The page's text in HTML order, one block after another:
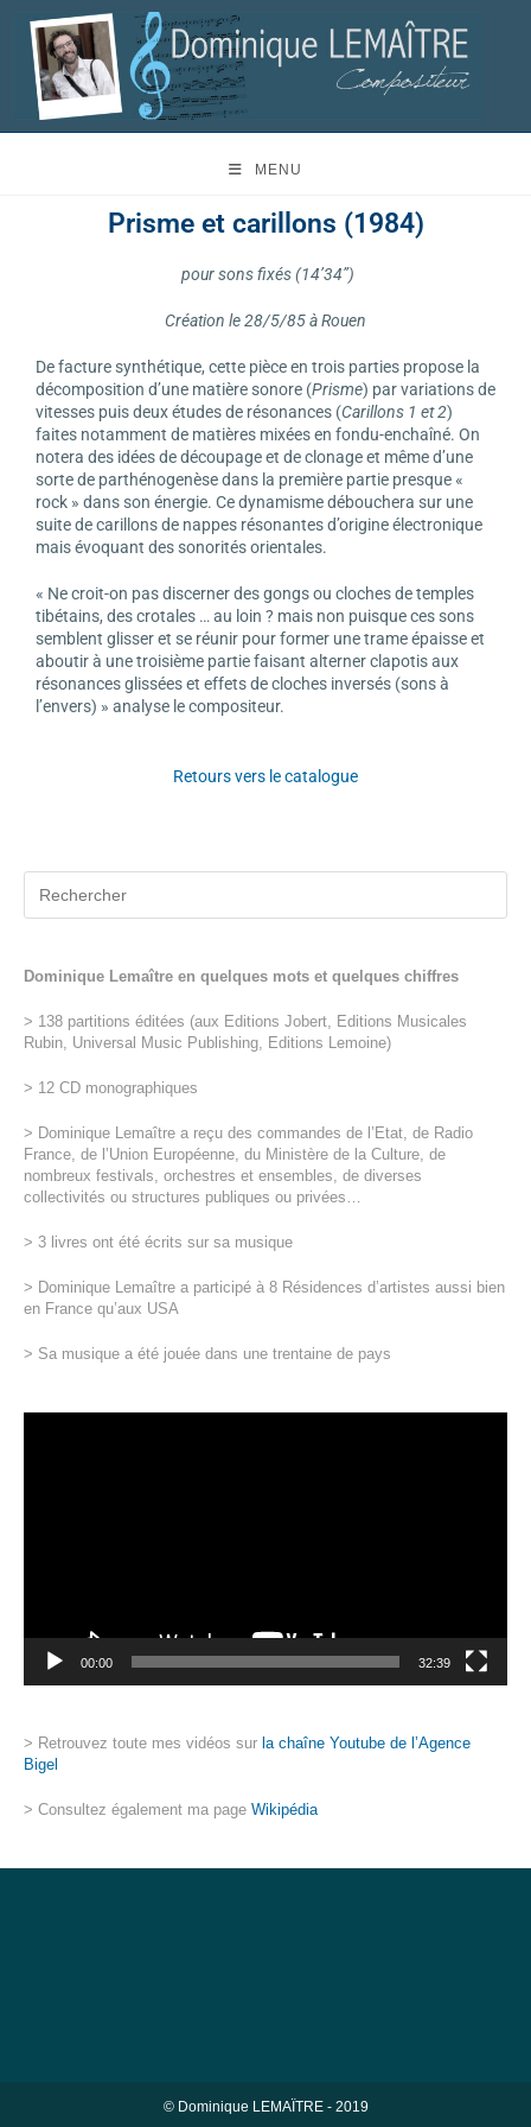
MENU
Prisme et carillons (1984)
pour sons fixés (14’34”)
Création le 28/5/85 à Rouen
De facture synthétique, cette pièce en trois parties propose la
décomposition d’une matière sonore (Prisme) par variations de
vitesses puis deux études de résonances (Carillons 1 et 2)
faites notamment de matières mixées en fondu-enchaîné. On
notera des idées de découpage et de clonage et même d’une
sorte de parthénogenèse dans la première partie presque «
rock » dans son énergie. Ce dynamisme débouchera sur une
suite de carillons de nappes résonantes d’origine électronique
mais évoquant des sonorités orientales.
« Ne croit-on pas discerner des gongs ou cloches de temples
tibétains, des crotales … au loin ? mais non puisque ces sons
semblent glisser et se réunir pour former une trame épaisse et
aboutir à une troisième partie faisant alterner clapotis aux
résonances glissées et effets de cloches inversés (sons à
l’envers) » analyse le compositeur.
Retours vers le catalogue
Dominique Lemaître en quelques mots et quelques chiffres
> 138 partitions éditées (aux Editions Jobert, Editions Musicales
Rubin, Universal Music Publishing, Editions Lemoine)
> 12 CD monographiques
> Dominique Lemaître a reçu des commandes de l’Etat, de Radio
France, de l’Union Européenne, du Ministère de la Culture, de
nombreux festivals, orchestres et ensembles, de diverses
collectivités ou structures publiques ou privées…
> 3 livres ont été écrits sur sa musique
> Dominique Lemaître a participé à 8 Résidences d’artistes aussi bien
en France qu’aux USA
> Sa musique a été jouée dans une trentaine de pays
00:00 32:39
> Retrouvez toute mes vidéos sur la chaîne Youtube de l’Agence
Bigel
> Consultez également ma page Wikipédia
© Dominique LEMAÏTRE - 2019